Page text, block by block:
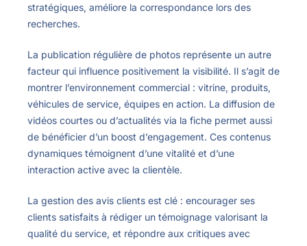
stratégiques, améliore la correspondance lors des
recherches.
La publication régulière de photos représente un autre
facteur qui influence positivement la visibilité. Il s’agit de
montrer l’environnement commercial : vitrine, produits,
véhicules de service, équipes en action. La diffusion de
vidéos courtes ou d’actualités via la fiche permet aussi
de bénéficier d’un boost d’engagement. Ces contenus
dynamiques témoignent d’une vitalité et d’une
interaction active avec la clientèle.
La gestion des avis clients est clé : encourager ses
clients satisfaits à rédiger un témoignage valorisant la
qualité du service, et répondre aux critiques avec